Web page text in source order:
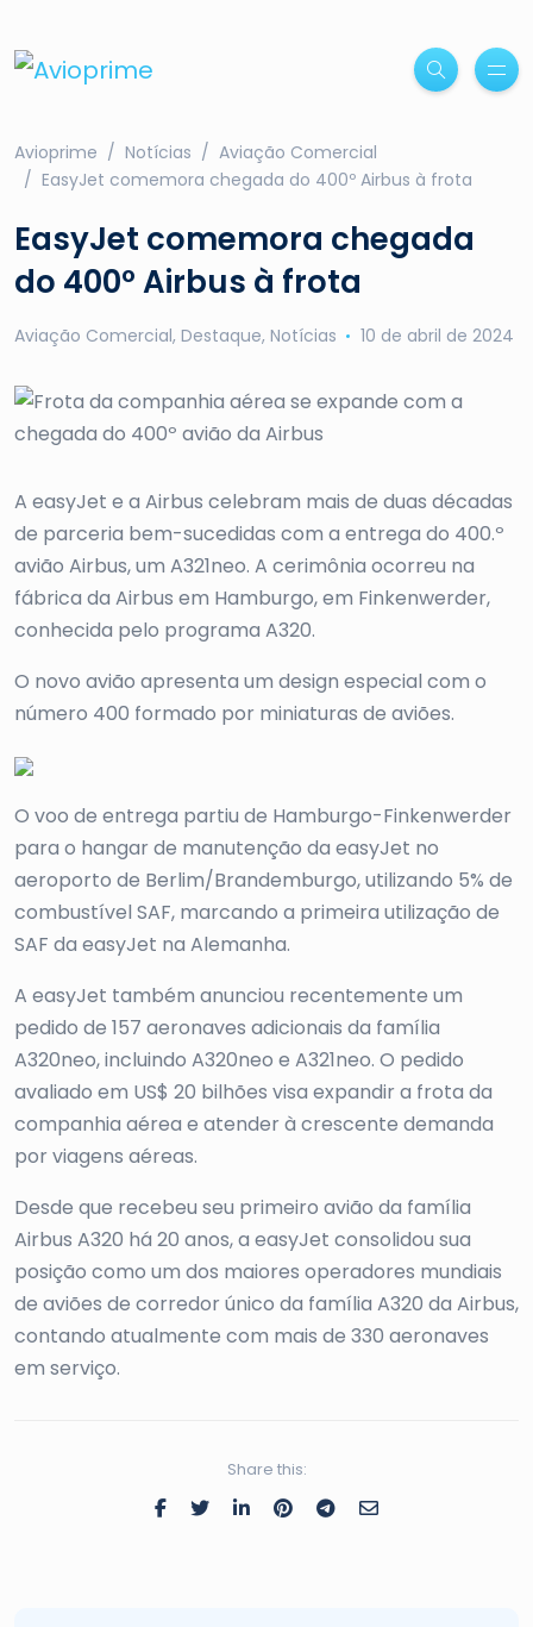
Avioprime Notícias
Aviação Comercial
EasyJet comemora chegada do 400º Airbus à frota
EasyJet comemora chegada
do 400º Airbus à frota
Aviação Comercial, Destaque, Notícias 10 de abril de 2024
A easyJet e a Airbus celebram mais de duas décadas
de parceria bem-sucedidas com a entrega do 400.º
avião Airbus, um A321neo. A cerimônia ocorreu na
fábrica da Airbus em Hamburgo, em Finkenwerder,
conhecida pelo programa A320.
O novo avião apresenta um design especial com o
número 400 formado por miniaturas de aviões.
O voo de entrega partiu de Hamburgo-Finkenwerder
para o hangar de manutenção da easyJet no
aeroporto de Berlim/Brandemburgo, utilizando 5% de
combustível SAF, marcando a primeira utilização de
SAF da easyJet na Alemanha.
A easyJet também anunciou recentemente um
pedido de 157 aeronaves adicionais da família
A320neo, incluindo A320neo e A321neo. O pedido
avaliado em US$ 20 bilhões visa expandir a frota da
companhia aérea e atender à crescente demanda
por viagens aéreas.
Desde que recebeu seu primeiro avião da família
Airbus A320 há 20 anos, a easyJet consolidou sua
posição como um dos maiores operadores mundiais
de aviões de corredor único da família A320 da Airbus,
contando atualmente com mais de 330 aeronaves
em serviço.
Share this: